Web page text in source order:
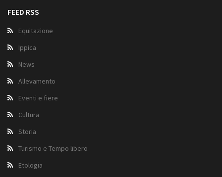
FEED RSS
Equitazione
Ippica
News
Allevamento
Eventi e fiere
Cultura
Storia
Turismo e Tempo libero
Etologia